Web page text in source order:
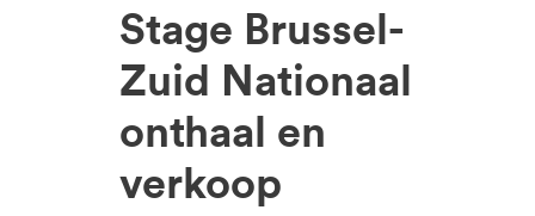
Stage Brussel-
Zuid Nationaal
onthaal en
verkoop